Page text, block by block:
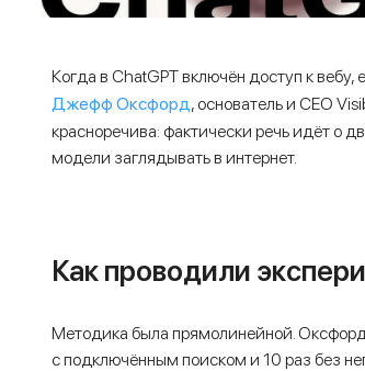
Когда в ChatGPT включён доступ к
Джефф Оксфорд, основатель и CEO
красноречива: фактически речь идёт о
модели заглядывать в интернет.
Как проводили
Методика была прямолинейной. Оксфорд
с подключённым поиском и 10 раз без